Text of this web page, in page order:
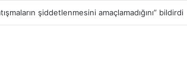
şiddetlenmesini amaçlamadığını” bildirdi